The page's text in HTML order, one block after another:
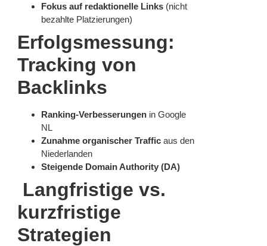
Fokus auf redaktionelle Links (nicht
bezahlte Platzierungen)
Erfolgsmessung:
Tracking von
Backlinks
Ranking-Verbesserungen in Google
NL
Zunahme organischer Traffic aus den
Niederlanden
Steigende Domain Authority (DA)
Langfristige vs.
kurzfristige
Strategien